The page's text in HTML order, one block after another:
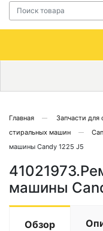
Главная Запчасти
стиральных машин
машины Candy 1225 J5
машины
Обзор